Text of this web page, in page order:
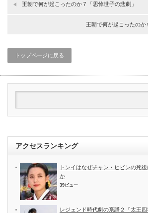
王朝で何が起こったのか７「思悼世子の悲劇」
王朝で何が起こったのか
トップページに戻る
アクセスランキング
トンイはなぜチャン・ヒビンの死
か
39ビュー
レジェンド時代劇の系譜２『太王四